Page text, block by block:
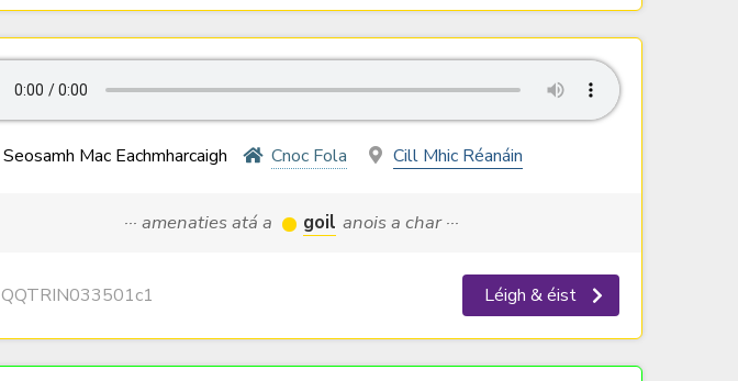
Seosamh Mac Eachmharcaigh Cnoc Fola Cill Mhic Réanáin
··· amenaties atá a goil anois a char ···
QQTRIN033501c1 Léigh & éist